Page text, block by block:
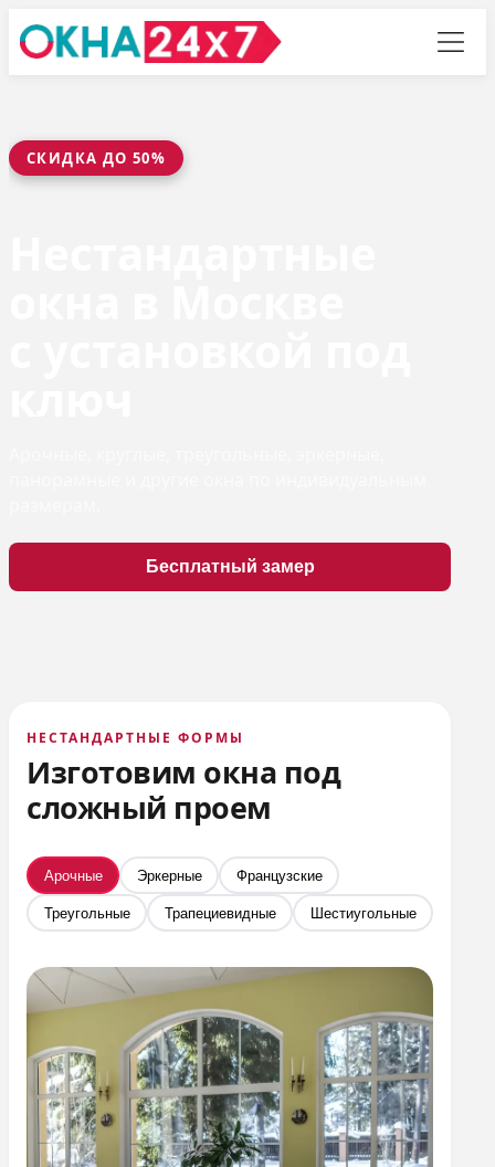
СКИДКА ДО 50%
Бесплатный замер
НЕСТАНДАРТНЫЕ ФОРМЫ
Изготовим окна под
сложный проем
Арочные Эркерные Французские
Треугольные Трапециевидные Шестиугольные